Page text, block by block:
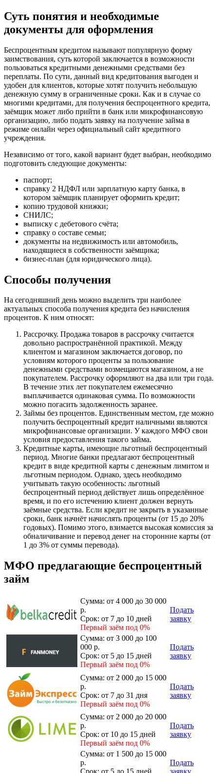
Суть понятия и необходимые
документы для оформления
Беспроцентным кредитом называют популярную форму
заимствования, суть которой заключается в возможности
пользоваться кредитными денежными средствами без
переплаты. По сути, данный вид кредитования выгоден и
удобен для клиентов, которые хотят получить небольшую
денежную сумму в ограниченные сроки. Как и в случае со
многими кредитами, для получения беспроцентного кредита,
заёмщик может либо прийти в банк или микрофинансовую
организацию, либо подать заявку на получение займа в
режиме онлайн через официальный сайт кредитного
учреждения.
Независимо от того, какой вариант будет выбран, необходимо
подготовить следующие документы:
паспорт;
справку 2 НДФЛ или зарплатную карту банка, в
котором заёмщик планирует оформить кредит;
копию трудовой книжки;
СНИЛС;
выписку с дебетового счёта;
справку о составе семьи;
документы на недвижимость или автомобиль,
находящиеся в собственности заёмщика;
бизнес-план (для юридического лица).
Способы получения
На сегодняшний день можно выделить три наиболее
актуальных способа получения кредита без начисления
процентов. К ним относят:
Рассрочку. Продажа товаров в рассрочку считается
довольно распространённой практикой. Между
клиентом и магазином заключается договор, по
условиям которого проценты за пользование
денежными средствами возмещаются магазином, а не
покупателем. Рассрочку оформляют на два или три года.
В течение этих лет покупателем ежемесячно
выплачивается одинаковая сумма. По возможности
можно погасить задолженность заранее.
Займы без процентов. Единственным местом, где можно
получить беспроцентный кредит наличными являются
микрофинансовые организации. У каждого МФО свои
условия предоставления такого займа.
Кредитные карты, имеющие льготный беспроцентный
период. Многие банки предлагают беспроцентный
кредит в виде кредитной карты с денежным лимитом и
льготным периодом. Однако, здесь необходимо
учитывать такую особенность: льготный
беспроцентный период действует лишь определённое
время, и по его истечению клиент должен вернуть
заёмные средства. Если кредит не закрыть в указанные
сроки, банк начнёт начислять проценты (от 15 до 20%
годовых). Помимо этого, взимается высокая комиссия за
обналичивание и перевод денег на сторонние карты (от
1 до 3% от суммы перевода).
МФО предлагающие беспроцентный
займ
Сумма: от 4 000 до 30 000
р.
Срок: от 7 до 10 дней
Первый заём под 0%
Подать
заявку
Сумма: от 3 000 до 100
000 р.
Срок: от 5 до 15 дней
Первый заём под 0%
Подать
заявку
Сумма: от 2 000 до 15 000
р.
Срок: от 7 до 31 дня
Первый заём под 0%
Подать
заявку
Сумма: от 2 000 до 20 000
р.
Срок: от 10 до 15 дней
Первый заём под 0%
Подать
заявку
Сумма: от 1 500 до 15 000
р.
Подать